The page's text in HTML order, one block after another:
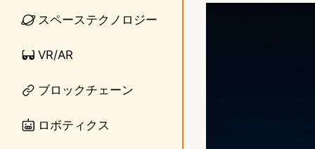
スペーステクノロジー
VR/AR
ブロックチェーン
ロボティクス